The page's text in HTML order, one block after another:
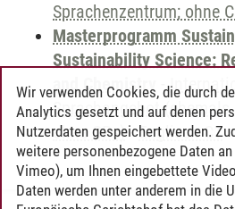
Sprachenzentrum; ohne
Masterprogramm
Sustainability Science:
and Chemistry -
Sprachangebot (ehemals
ohne CPs)-Englisch C1
Wir verwenden Cookies, die durch
Analytics gesetzt und auf denen
Nutzerdaten gespeichert werden.
weitere personenbezogene Daten
Vimeo), um Ihnen eingebettete
Daten werden unter anderem in die